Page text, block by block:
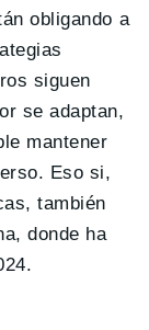
obligando a
siguen
se adaptan,
mantener
Eso si,
también
donde ha